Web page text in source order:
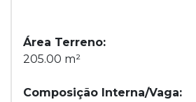
Área Terreno:
205.00 m²
Composição Interna/Vaga: